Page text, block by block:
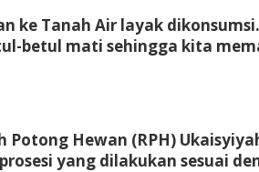
Tanah Air layak dikonsumsi.
betul mati sehingga kita
Hewan (RPH)
yang dilakukan sesuai